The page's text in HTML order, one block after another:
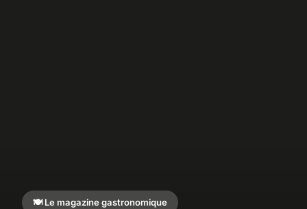
🍽️ Le magazine gastronomique